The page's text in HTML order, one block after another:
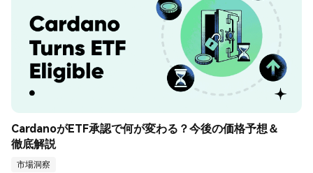
CardanoがETF承認で何が変わる？今後の価格予想＆
徹底解説
市場洞察